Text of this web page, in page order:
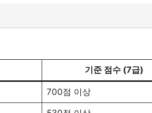
기준 점수 (7급)
700점 이상